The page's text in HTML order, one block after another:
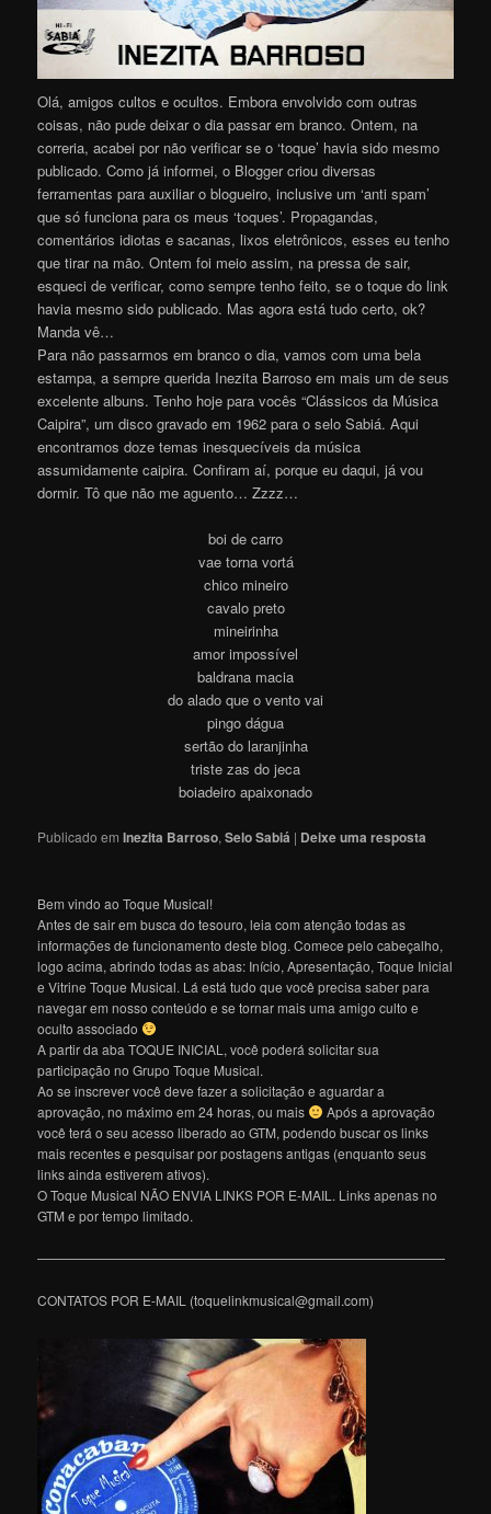
Olá, amigos cultos e ocultos. Embora envolvido com outras
coisas, não pude deixar o dia passar em branco. Ontem, na
correria, acabei por não verificar se o ‘toque’ havia sido mesmo
publicado. Como já informei, o Blogger criou diversas
ferramentas para auxiliar o blogueiro, inclusive um ‘anti spam’
que só funciona para os meus ‘toques’. Propagandas,
comentários idiotas e sacanas, lixos eletrônicos, esses eu tenho
que tirar na mão. Ontem foi meio assim, na pressa de sair,
esqueci de verificar, como sempre tenho feito, se o toque do link
havia mesmo sido publicado. Mas agora está tudo certo, ok?
Manda vê…
Para não passarmos em branco o dia, vamos com uma bela
estampa, a sempre querida Inezita Barroso em mais um de seus
excelente albuns. Tenho hoje para vocês “Clássicos da Música
Caipira”, um disco gravado em 1962 para o selo Sabiá. Aqui
encontramos doze temas inesquecíveis da música
assumidamente caipira. Confiram aí, porque eu daqui, já vou
dormir. Tô que não me aguento… Zzzz…
boi de carro
vae torna vortá
chico mineiro
cavalo preto
mineirinha
amor impossível
baldrana macia
do alado que o vento vai
pingo dágua
sertão do laranjinha
triste zas do jeca
boiadeiro apaixonado
Publicado em Inezita Barroso,Selo Sabiá | Deixe uma resposta
Bem vindo ao Toque Musical!
Antes de sair em busca do tesouro, leia com atenção todas as
informações de funcionamento deste blog. Comece pelo cabeçalho,
logo acima, abrindo todas as abas: Início, Apresentação, Toque Inicial
e Vitrine Toque Musical. Lá está tudo que você precisa saber para
navegar em nosso conteúdo e se tornar mais uma amigo culto e
oculto associado
A partir da aba TOQUE INICIAL, você poderá solicitar sua
participação no Grupo Toque Musical.
Ao se inscrever você deve fazer a solicitação e aguardar a
aprovação, no máximo em 24 horas, ou mais
Após a aprovação
você terá o seu acesso liberado ao GTM, podendo buscar os links
mais recentes e pesquisar por postagens antigas (enquanto seus
links ainda estiverem ativos).
O Toque Musical NÃO ENVIA LINKS POR E-MAIL. Links apenas no
GTM e por tempo limitado.
———————————————————————————————
CONTATOS POR E-MAIL (toquelinkmusical@gmail.com)